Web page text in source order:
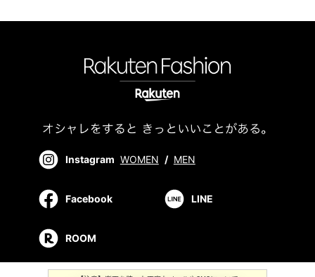
Instagram WOMEN / MEN
Facebook LINE
ROOM